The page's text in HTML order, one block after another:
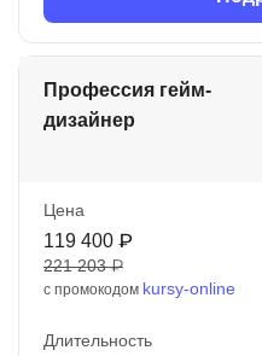
Профессия гейм-
дизайнер
Цена
119 400 ₽
221 203 ₽
с промокодом kursy-online
Длительность